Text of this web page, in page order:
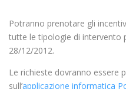
Potranno prenotare gli
tutte le tipologie di intervento
28/12/2012.
Le richieste dovranno essere
sull’applicazione informatica